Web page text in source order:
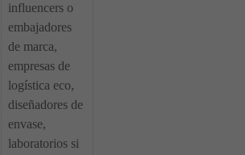
influencers o
embajadores
de marca,
empresas de
logística eco,
diseñadores de
envase,
laboratorios si